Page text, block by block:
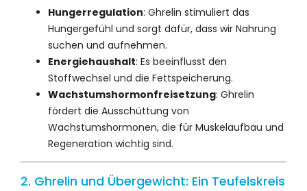
Hungerregulation: Ghrelin stimuliert das
Hungergefühl und sorgt dafür, dass wir Nahrung
suchen und aufnehmen.
Energiehaushalt: Es beeinflusst den
Stoffwechsel und die Fettspeicherung.
Wachstumshormonfreisetzung: Ghrelin
fördert die Ausschüttung von
Wachstumshormonen, die für Muskelaufbau und
Regeneration wichtig sind.
2. Ghrelin und Übergewicht: Ein Teufelskreis